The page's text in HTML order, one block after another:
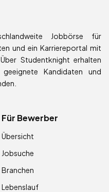
Jobbörse für
und ein Karriereportal mit
Studentknight erhalten
Kandidaten und
Für Bewerber
Übersicht
Jobsuche
Branchen
Lebenslauf